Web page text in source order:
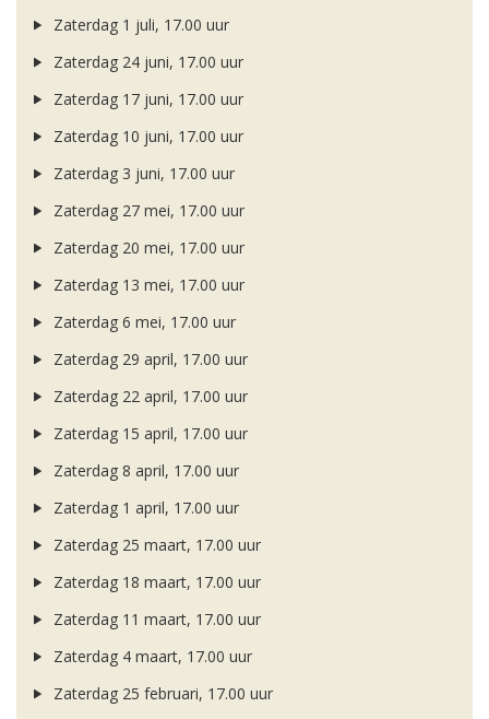
Zaterdag 1 juli, 17.00 uur
Zaterdag 24 juni, 17.00 uur
Zaterdag 17 juni, 17.00 uur
Zaterdag 10 juni, 17.00 uur
Zaterdag 3 juni, 17.00 uur
Zaterdag 27 mei, 17.00 uur
Zaterdag 20 mei, 17.00 uur
Zaterdag 13 mei, 17.00 uur
Zaterdag 6 mei, 17.00 uur
Zaterdag 29 april, 17.00 uur
Zaterdag 22 april, 17.00 uur
Zaterdag 15 april, 17.00 uur
Zaterdag 8 april, 17.00 uur
Zaterdag 1 april, 17.00 uur
Zaterdag 25 maart, 17.00 uur
Zaterdag 18 maart, 17.00 uur
Zaterdag 11 maart, 17.00 uur
Zaterdag 4 maart, 17.00 uur
Zaterdag 25 februari, 17.00 uur